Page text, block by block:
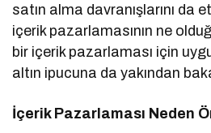
satın alma davranışlarını da
içerik pazarlamasının ne
bir içerik pazarlaması için
altın ipucuna da yakından
İçerik Pazarlaması Neden